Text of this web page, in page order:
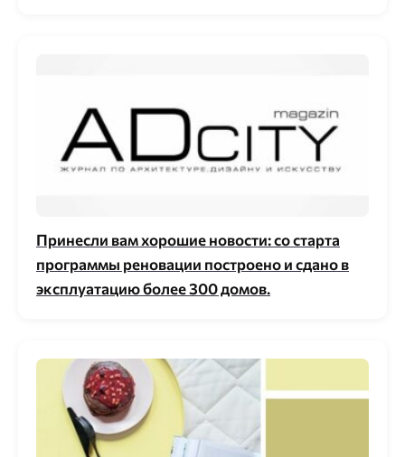
Принесли вам хорошие новости: со старта
программы реновации построено и сдано в
эксплуатацию более 300 домов.